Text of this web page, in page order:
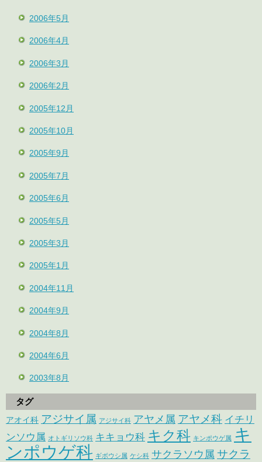
2006年5月
2006年4月
2006年3月
2006年2月
2005年12月
2005年10月
2005年9月
2005年7月
2005年6月
2005年5月
2005年3月
2005年1月
2004年11月
2004年9月
2004年8月
2004年6月
2003年8月
タグ
アオイ科 アジサイ属 アジサイ科 アヤメ属 アヤメ科 イチリ
ンソウ属 オトギリソウ科 キキョウ科 キク科 キンポウゲ属 キ
ンポウゲ科 ギボウシ属 ケシ科 サクラソウ属 サクラ